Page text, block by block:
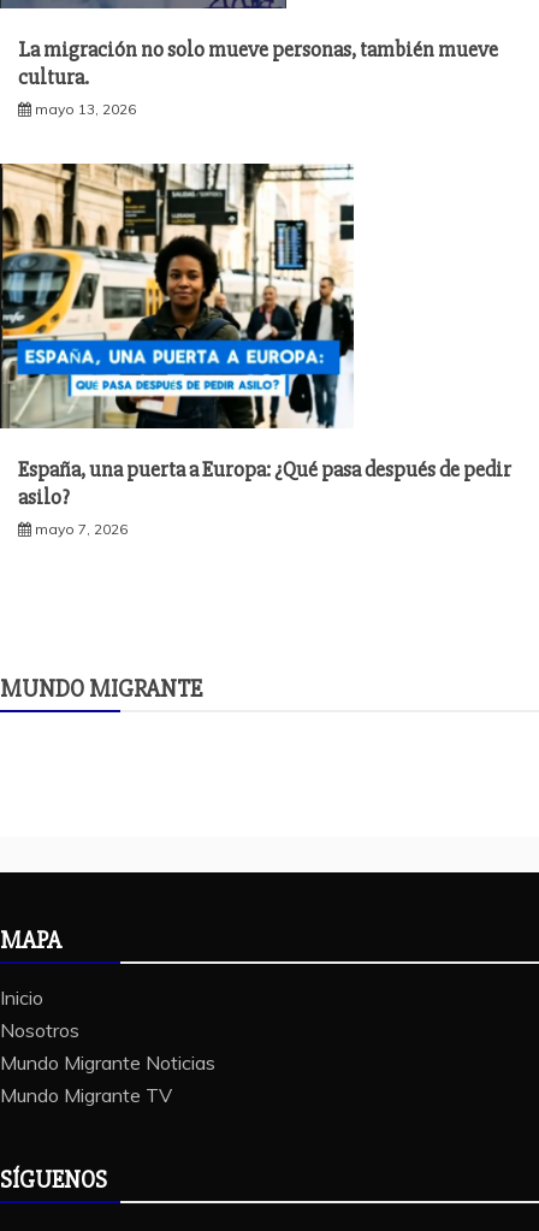
La migración no solo mueve personas, también mueve
cultura.
mayo 13, 2026
España, una puerta a Europa: ¿Qué pasa después de pedir
asilo?
mayo 7, 2026
MUNDO MIGRANTE
MAPA
Inicio
Nosotros
Mundo Migrante Noticias
Mundo Migrante TV
SÍGUENOS